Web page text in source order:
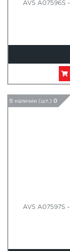
AVS
В наличии (шт.) 0
AVS